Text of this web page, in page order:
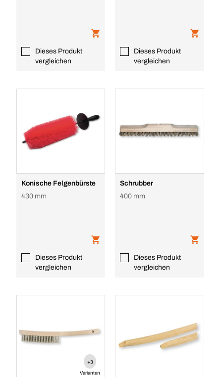
Dieses Produkt
vergleichen
Dieses Produkt
vergleichen
Konische Felgenbürste
430 mm
Dieses Produkt
vergleichen
Schrubber
400 mm
Dieses Produkt
vergleichen
+3
Varianten